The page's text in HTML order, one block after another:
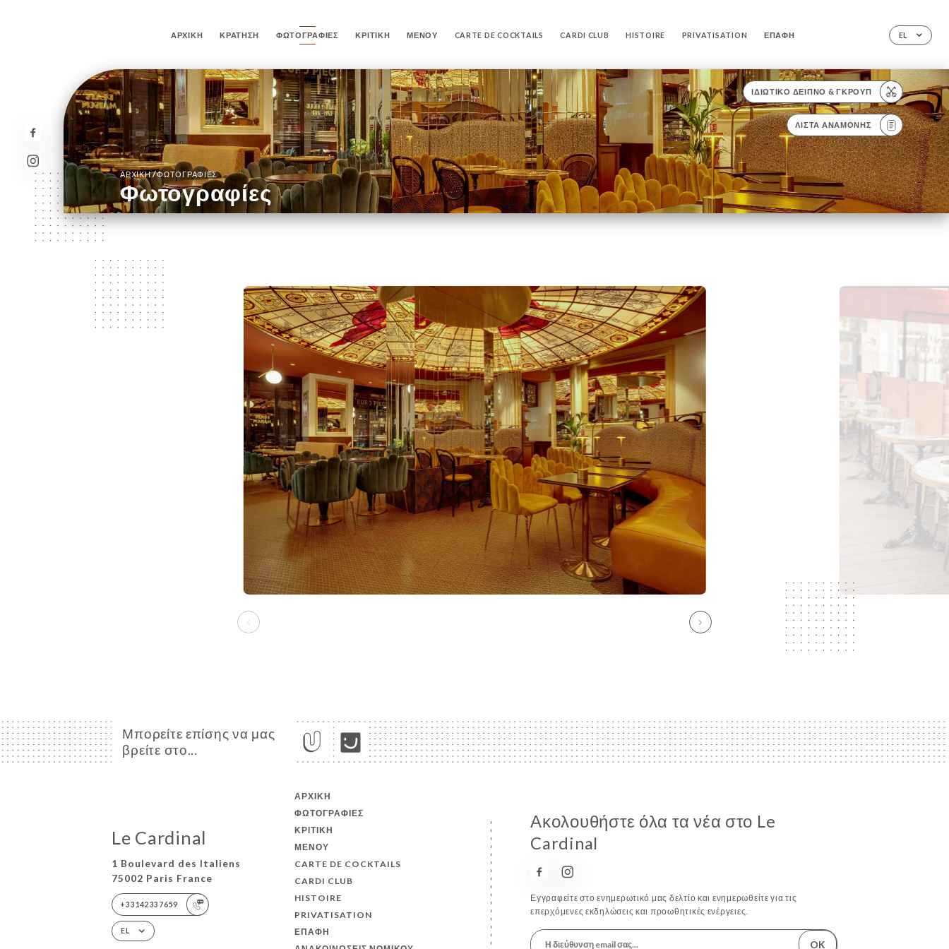
EL
ΑΡΧΙΚΉ ΚΡΆΤΗΣΗ ΦΩΤΟΓΡΑΦΊΕΣ ΚΡΙΤΙΚΉ ΜΕΝΟΎ CARTE DE COCKTAILS CARDI CLUB HISTOIRE PRIVATISATION ΕΠΑΦΉ
ΙΔΙΩΤΙΚΌ ΔΕΊΠΝΟ & ΓΚΡΟΥΠ
ΛΊΣΤΑ ΑΝΑΜΟΝΉΣ
ΑΡΧΙΚΉ/ΦΩΤΟΓΡΑΦΊΕΣ
Φωτογραφίες
Μπορείτε επίσης να μας
βρείτε στο...
Le Cardinal
1 Boulevard des Italiens
75002 Paris France
+33142337659
EL
ΑΡΧΙΚΉ
ΦΩΤΟΓΡΑΦΊΕΣ
ΚΡΙΤΙΚΉ
ΜΕΝΟΎ
CARTE DE COCKTAILS
CARDI CLUB
HISTOIRE
PRIVATISATION
ΕΠΑΦΉ
Ακολουθήστε όλα τα νέα στο Le
Cardinal
Εγγραφείτε στο ενημερωτικό μας δελτίο και ενημερωθείτε για τις
επερχόμενες εκδηλώσεις και προωθητικές ενέργειες.
OK